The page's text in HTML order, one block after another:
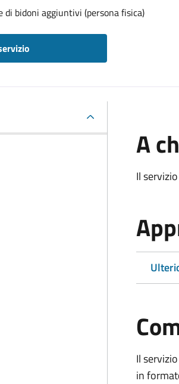
di bidoni aggiuntivi (persona fisica)
A
Il
Il
in